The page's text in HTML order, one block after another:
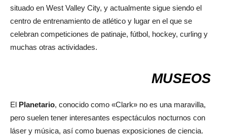
situado en West Valley City, y actualmente sigue siendo el
centro de entrenamiento de atlético y lugar en el que se
celebran competiciones de patinaje, fútbol, hockey, curling y
muchas otras actividades.
MUSEOS
El Planetario, conocido como «Clark» no es una maravilla,
pero suelen tener interesantes espectáculos nocturnos con
láser y música, así como buenas exposiciones de ciencia.